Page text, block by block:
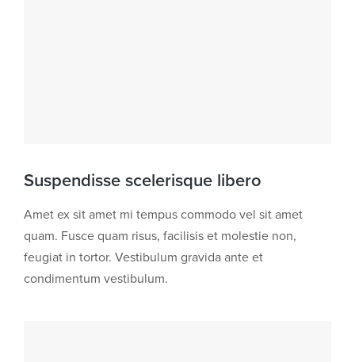
Suspendisse scelerisque libero
Amet ex sit amet mi tempus commodo vel sit amet
quam. Fusce quam risus, facilisis et molestie non,
feugiat in tortor. Vestibulum gravida ante et
condimentum vestibulum.